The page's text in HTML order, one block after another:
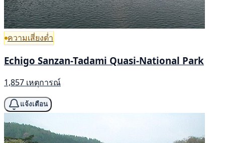
ความเสี่ยงต่ำ
Echigo Sanzan-Tadami Quasi-National Park
1,857 เหตุการณ์
แจ้งเตือน